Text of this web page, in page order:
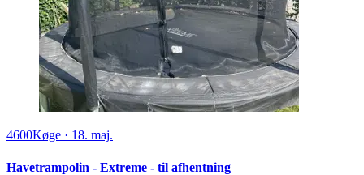
4600Køge · 18. maj.
Havetrampolin - Extreme - til afhentning